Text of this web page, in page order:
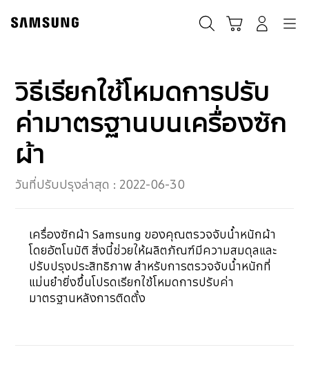
content
วิธีเรียกใช้โหมดการปรับ
ค่ามาตรฐานบนเครื่องซัก
ผ้า
วันที่ปรับปรุงล่าสุด : 2022-06-30
เครื่องซักผ้า Samsung ของคุณตรวจจับน้ำหนักผ้า
โดยอัตโนมัติ สิ่งนี้ช่วยให้ผลิตภัณฑ์มีความสมดุลและ
ปรับปรุงประสิทธิภาพ สำหรับการตรวจจับน้ำหนักที่
แม่นยำยิ่งขึ้นโปรดเรียกใช้โหมดการปรับค่า
มาตรฐานหลังการติดตั้ง